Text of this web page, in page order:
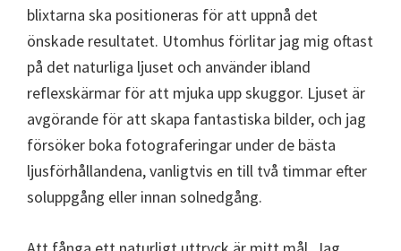
blixtarna ska positioneras för att uppnå det
önskade resultatet. Utomhus förlitar jag mig oftast
på det naturliga ljuset och använder ibland
reflexskärmar för att mjuka upp skuggor. Ljuset är
avgörande för att skapa fantastiska bilder, och jag
försöker boka fotograferingar under de bästa
ljusförhållandena, vanligtvis en till två timmar efter
soluppgång eller innan solnedgång.